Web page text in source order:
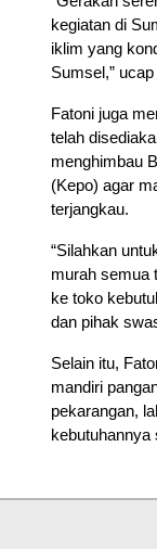
kegiatan di
iklim yang
Sumsel,”
Fatoni juga
telah
menghimbau
(Kepo) agar
terjangkau.
“Silahkan
murah semua
ke toko
dan pihak
Selain itu,
mandiri
pekarangan,
kebutuhannya